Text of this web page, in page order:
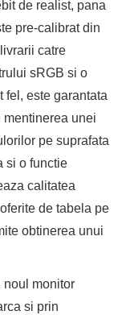
de realist, pana
pre-calibrat din
catre
sRGB si o
fel, este garantata
unei
pe suprafata
si o functie
calitatea
de tabela pe
obtinerea unui
noul monitor
si prin